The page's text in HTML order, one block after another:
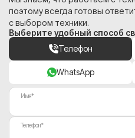
поэтому всегда готовы
с выбором техники.
Выберите удобный способ
Телефон
WhatsApp
Имя*
Телефон*